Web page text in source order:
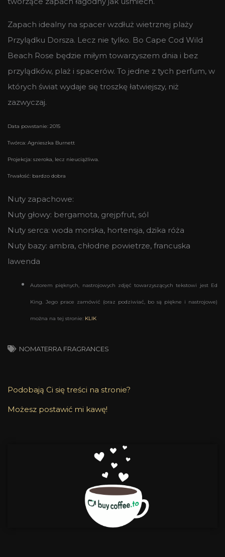
Zapach idealny na spacer wzdłuż wietrznej plaży
Przylądku Dorsza. Lecz nie tylko. Bo Cape Cod Wild
Beach Rose będzie miłym towarzyszem dnia i bez
przylądków, plaż i spacerów. To jedne z tych perfum, w
których świat wydaje się troszkę łatwiejszy, niż
zazwyczaj.
Data powstanie: 2015
Twórca: Agnieszka Burnett
Projekcja: szeroka, lecz nieuciążliwa.
Trwałość: bardzo dobra
Nuty zapachowe:
Nuty głowy: bergamota, grejpfrut, sól
Nuty serca: woda morska, hortensja, dzika róża
Nuty bazy: ambra, chłodne powietrze, francuska
lawenda
Autorem pięknych, nastrojowych zdjęć towarzyszących tekstowi jest Ed
King. Jego prace zamówić (oraz podziwiać, bo są piękne i nastrojowe)
można na tej stronie: KLIK
NOMATERRA FRAGRANCES
Podobają Ci się treści na stronie?
Możesz postawić mi kawę!